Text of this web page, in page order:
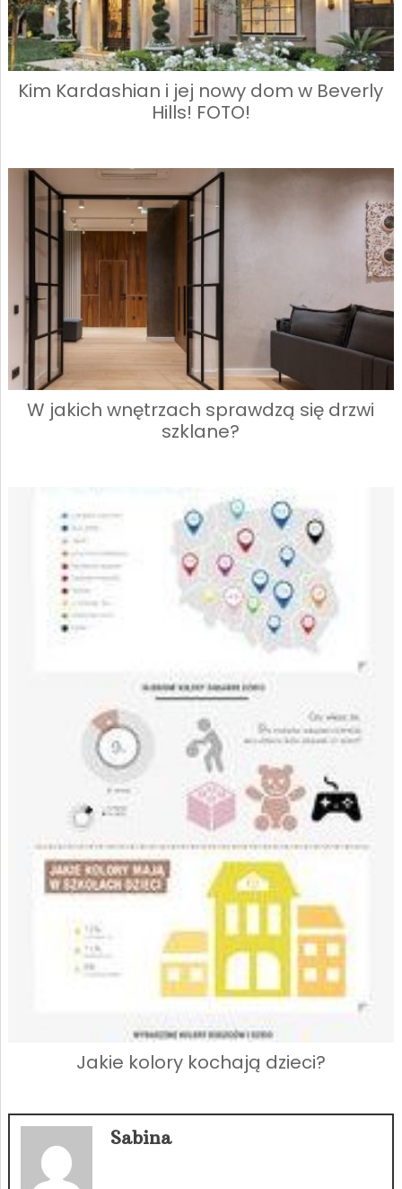
Kim Kardashian i jej nowy dom w Beverly
Hills! FOTO!
W jakich wnętrzach sprawdzą się drzwi
szklane?
Jakie kolory kochają dzieci?
Sabina